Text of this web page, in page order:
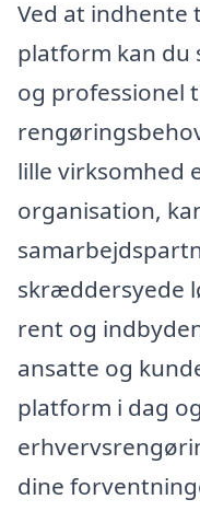
Ved at indhente
platform kan du
og professionel
lille virksomhed
organisation,
skræddersyede
rent og
ansatte og
platform i dag
dine